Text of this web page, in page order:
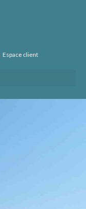
Espace client